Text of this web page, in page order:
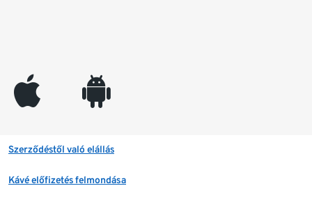
appleinc android
Szerződéstől való elállás
Kávé előfizetés felmondása